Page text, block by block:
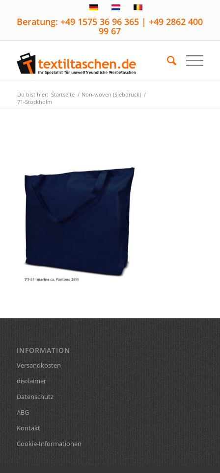
Beratung: +49 1575 36 96 365 | +49 2862 400
99 67
Du bist hier: Startseite / Non-woven (Siebdruck) /
71-Stockholm
INFORMATION
Versandkosten
disclaimer
Datenschutz
ABG
Kontakt
Cookie-Informationen